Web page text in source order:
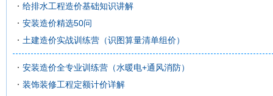
给排水工程造价基础知识讲解
安装造价精选50问
土建造价实战训练营（识图算量清单组价）
安装造价全专业训练营（水暖电+通风消防）
装饰装修工程定额计价详解